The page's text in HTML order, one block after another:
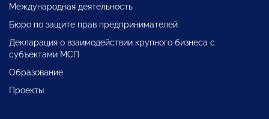
Международная деятельность
Бюро по защите прав предпринимателей
Декларация о взаимодействии крупного бизнеса с
субъектами МСП
Образование
Проекты